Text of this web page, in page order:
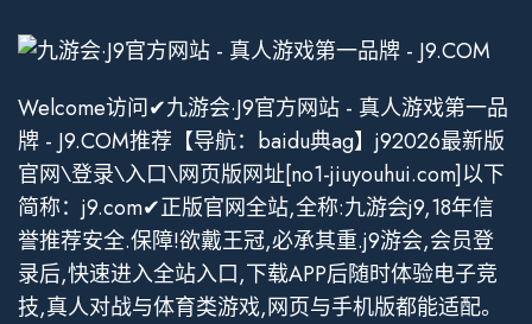
Welcome访问✔九游会·J9官方网站 - 真人游戏第一品
牌 - J9.COM推荐【导航：baidu典ag】j92026最新版
官网\登录\入口\网页版网址[no1-jiuyouhui.com]以下
简称：j9.com✔正版官网全站,全称:九游会j9,18年信
誉推荐安全.保障!欲戴王冠,必承其重.j9游会,会员登
录后,快速进入全站入口,下载APP后随时体验电子竞
技,真人对战与体育类游戏,网页与手机版都能适配。